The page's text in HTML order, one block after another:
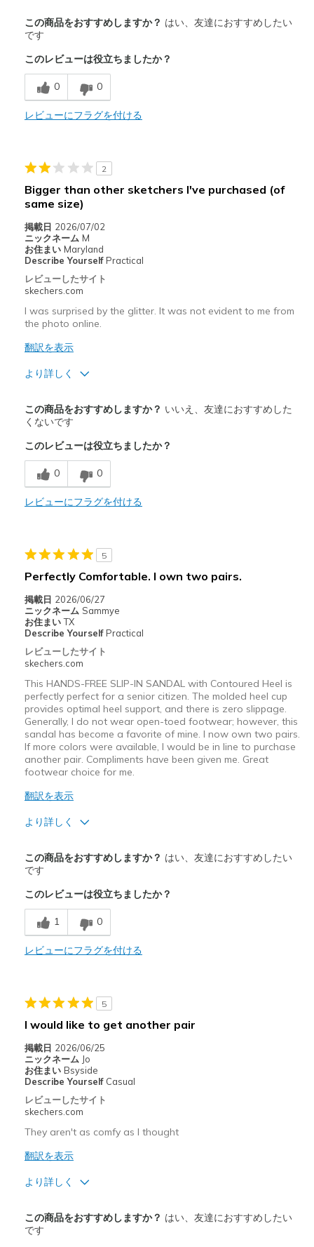
Attractive Design
Breathe Well
Comfortable
Stylish
Casual Wear
Going Out
Width
Sizing
Feels true to size
View On Shoes
この商品をおすすめしますか？ はい、友達におすすめしたい
です
このレビューは役立ちましたか？
0 0
レビューにフラグを付ける
2
Bigger than other sketchers I've purchased (of
same size)
掲載日 2026/07/02
ニックネーム M
お住まい Maryland
Describe Yourself Practical
レビューしたサイト
skechers.com
I was surprised by the glitter. It was not evident to me from
the photo online.
翻訳を表示
より詳しく
Sizing
Feels half size too big
この商品をおすすめしますか？ いいえ、友達におすすめした
くないです
このレビューは役立ちましたか？
0 0
レビューにフラグを付ける
5
Perfectly Comfortable. I own two pairs.
掲載日 2026/06/27
ニックネーム Sammye
お住まい TX
Describe Yourself Practical
レビューしたサイト
skechers.com
This HANDS-FREE SLIP-IN SANDAL with Contoured Heel is
perfectly perfect for a senior citizen. The molded heel cup
provides optimal heel support, and there is zero slippage.
Generally, I do not wear open-toed footwear; however, this
sandal has become a favorite of mine. I now own two pairs.
If more colors were available, I would be in line to purchase
another pair. Compliments have been given me. Great
footwear choice for me.
翻訳を表示
より詳しく
Attractive Design
Breathe Well
Comfortable
Durable
以下に最適
Casual Wear
Going Out
Travel
Width
Sizing
Feels true to size
この商品をおすすめしますか？ はい、友達におすすめしたい
です
このレビューは役立ちましたか？
1 0
レビューにフラグを付ける
5
I would like to get another pair
掲載日 2026/06/25
ニックネーム Jo
お住まい Bsyside
Describe Yourself Casual
レビューしたサイト
skechers.com
They aren't as comfy as I thought
翻訳を表示
より詳しく
Comfortable
この商品をおすすめしますか？ はい、友達におすすめしたい
です